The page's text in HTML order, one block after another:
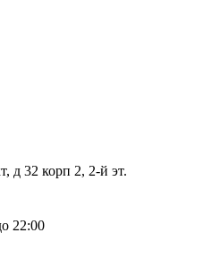
д 32 корп 2, 2-й эт.
22:00